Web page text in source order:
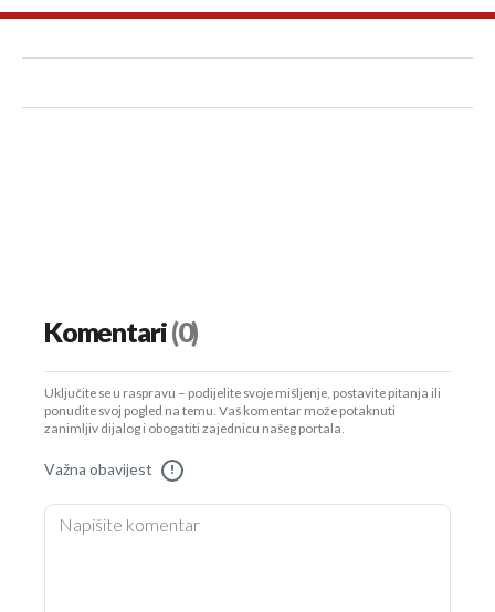
Komentari(0)
Uključite se u raspravu – podijelite svoje mišljenje, postavite pitanja ili
ponudite svoj pogled na temu. Vaš komentar može potaknuti
zanimljiv dijalog i obogatiti zajednicu našeg portala.
Važna obavijest !